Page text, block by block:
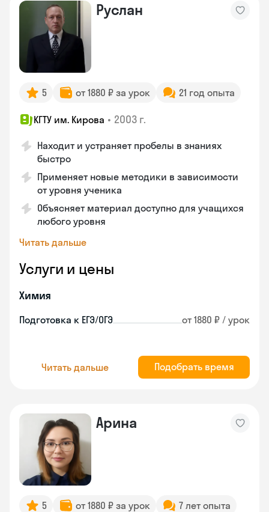
Руслан
5 от 1880 ₽ за урок 21 год опыта
КГТУ им. Кирова • 2003 г.
Находит и устраняет пробелы в знаниях
быстро
Применяет новые методики в зависимости
от уровня ученика
Объясняет материал доступно для учащихся
любого уровня
Читать дальше
Услуги и цены
Химия
Подготовка к ЕГЭ/ОГЭ от 1880 ₽ / урок
Читать дальше Подобрать время
Арина
5 от 1880 ₽ за урок
7 лет опыта